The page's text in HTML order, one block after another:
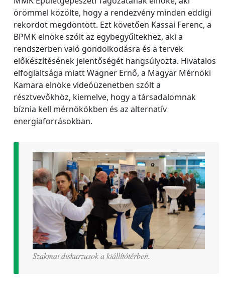
örömmel közölte, hogy a rendezvény minden eddigi
rekordot megdöntött. Ezt követően Kassai Ferenc, a
BPMK elnöke szólt az egybegyűltekhez, aki a
rendszerben való gondolkodásra és a tervek
előkészítésének jelentőségét hangsúlyozta. Hivatalos
elfoglaltsága miatt Wagner Ernő, a Magyar Mérnöki
Kamara elnöke videóüzenetben szólt a
résztvevőkhöz, kiemelve, hogy a társadalomnak
bíznia kell mérnökökben és az alternatív
energiaforrásokban.
Szakmai diskurzusok a kiállítótérben.